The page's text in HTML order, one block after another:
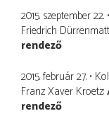
2015. szeptember 22.
Friedrich Dürrenmatt
rendező
2015. február 27.
Franz Xaver Kroetz
rendező